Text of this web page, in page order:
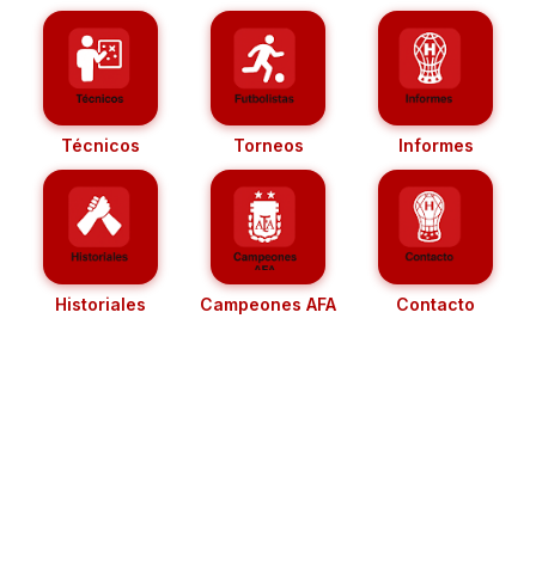
Técnicos Torneos Informes
Historiales Campeones AFA Contacto